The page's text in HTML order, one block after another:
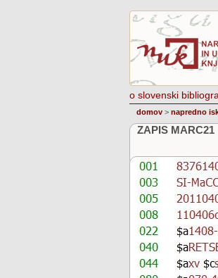
o slovenski
domov > napredno
ZAPIS MARC21